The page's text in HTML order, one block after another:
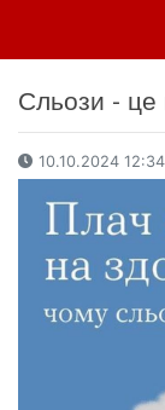
Сльози - це
10.10.2024 12:34